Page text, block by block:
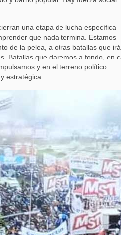
una etapa de lucha específica
que nada termina. Estamos
de la pelea, a otras batallas que
Batallas que daremos a fondo, en
y en el terreno político
estratégica.